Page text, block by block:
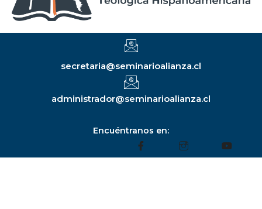
secretaria@seminarioalianza.cl
administrador@seminarioalianza.cl
Encuéntranos en: